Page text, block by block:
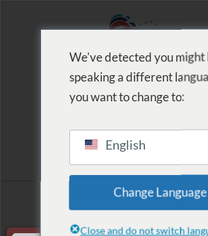
Címke
lista: Vízi
We've detected you might
speaking a different
you want to change to:
English
Change Language
Close and do not switch